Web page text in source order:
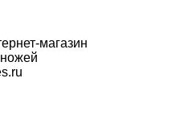
магазин